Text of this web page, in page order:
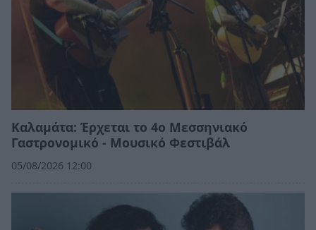
Καλαμάτα: Έρχεται το 4ο Μεσσηνιακό
Γαστρονομικό - Μουσικό Φεστιβάλ
05/08/2026 12:00